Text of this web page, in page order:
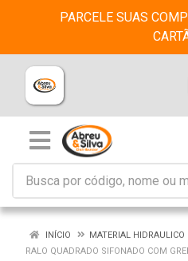
PARCELE SUAS
INÍCIO MATERIAL HIDRAULICO
RALO QUADRADO SIFONADO COM